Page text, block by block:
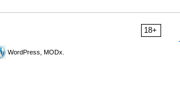
18+
WordPress, MODx.